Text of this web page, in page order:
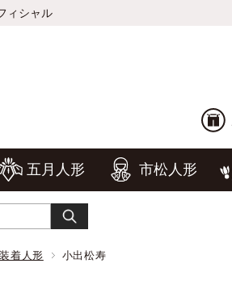
ィシャル
五月人形 市松人形
着人形 小出松寿